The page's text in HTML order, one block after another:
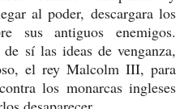
al poder, descargara los
sus antiguos enemigos.
sí las ideas de venganza,
el rey Malcolm III, para
los monarcas ingleses